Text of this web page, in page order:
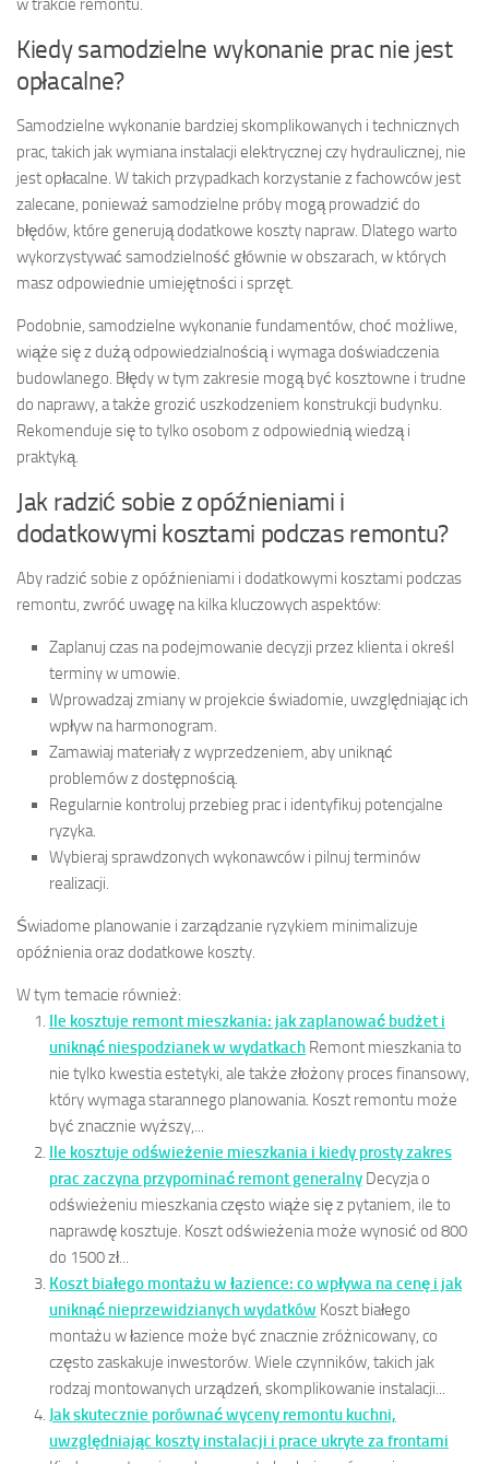
w trakcie remontu.
Kiedy samodzielne wykonanie prac nie jest
opłacalne?
Samodzielne wykonanie bardziej skomplikowanych i technicznych
prac, takich jak wymiana instalacji elektrycznej czy hydraulicznej, nie
jest opłacalne. W takich przypadkach korzystanie z fachowców jest
zalecane, ponieważ samodzielne próby mogą prowadzić do
błędów, które generują dodatkowe koszty napraw. Dlatego warto
wykorzystywać samodzielność głównie w obszarach, w których
masz odpowiednie umiejętności i sprzęt.
Podobnie, samodzielne wykonanie fundamentów, choć możliwe,
wiąże się z dużą odpowiedzialnością i wymaga doświadczenia
budowlanego. Błędy w tym zakresie mogą być kosztowne i trudne
do naprawy, a także grozić uszkodzeniem konstrukcji budynku.
Rekomenduje się to tylko osobom z odpowiednią wiedzą i
praktyką.
Jak radzić sobie z opóźnieniami i
dodatkowymi kosztami podczas remontu?
Aby radzić sobie z opóźnieniami i dodatkowymi kosztami podczas
remontu, zwróć uwagę na kilka kluczowych aspektów:
Zaplanuj czas na podejmowanie decyzji przez klienta i określ
terminy w umowie.
Wprowadzaj zmiany w projekcie świadomie, uwzględniając ich
wpływ na harmonogram.
Zamawiaj materiały z wyprzedzeniem, aby uniknąć
problemów z dostępnością.
Regularnie kontroluj przebieg prac i identyfikuj potencjalne
ryzyka.
Wybieraj sprawdzonych wykonawców i pilnuj terminów
realizacji.
Świadome planowanie i zarządzanie ryzykiem minimalizuje
opóźnienia oraz dodatkowe koszty.
W tym temacie również:
Ile kosztuje remont mieszkania: jak zaplanować budżet i
uniknąć niespodzianek w wydatkach Remont mieszkania to
nie tylko kwestia estetyki, ale także złożony proces finansowy,
który wymaga starannego planowania. Koszt remontu może
być znacznie wyższy,...
Ile kosztuje odświeżenie mieszkania i kiedy prosty zakres
prac zaczyna przypominać remont generalny Decyzja o
odświeżeniu mieszkania często wiąże się z pytaniem, ile to
naprawdę kosztuje. Koszt odświeżenia może wynosić od 800
do 1500 zł...
Koszt białego montażu w łazience: co wpływa na cenę i jak
uniknąć nieprzewidzianych wydatków Koszt białego
montażu w łazience może być znacznie zróżnicowany, co
często zaskakuje inwestorów. Wiele czynników, takich jak
rodzaj montowanych urządzeń, skomplikowanie instalacji...
Jak skutecznie porównać wyceny remontu kuchni,
uwzględniając koszty instalacji i prace ukryte za frontami